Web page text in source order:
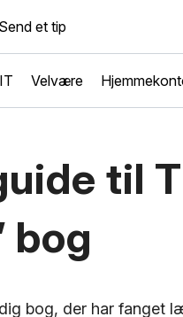
Send et tip
IT Velvære
til
bog
bog, der har fanget